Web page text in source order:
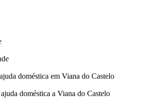
doméstica em Viana do Castelo
doméstica a Viana do Castelo